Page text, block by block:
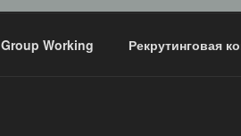
Group Working Рекрутинговая